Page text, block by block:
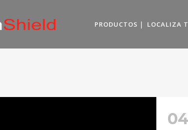
PRODUCTOS LOCALIZA